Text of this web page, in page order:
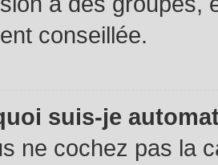
conseillée.
suis-je
ne cochez pas la